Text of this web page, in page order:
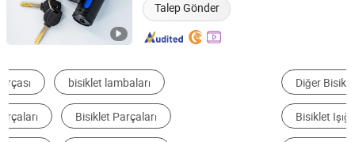
Talep Gönder
Diğer Bisiklet Parçaları
Bisiklet Işığı Bisiklet Pompası Bisiklet kilidi